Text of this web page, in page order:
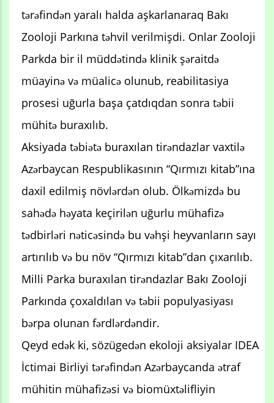
tərəfindən yaralı halda aşkarlanaraq Bakı
Zooloji Parkına təhvil verilmişdi. Onlar Zooloji
Parkda bir il müddətində klinik şəraitdə
müayinə və müalicə olunub, reabilitasiya
prosesi uğurla başa çatdıqdan sonra təbii
mühitə buraxılıb.
Aksiyada təbiətə buraxılan tirəndazlar vaxtilə
Azərbaycan Respublikasının “Qırmızı kitab”ına
daxil edilmiş növlərdən olub. Ölkəmizdə bu
sahədə həyata keçirilən uğurlu mühafizə
tədbirləri nəticəsində bu vəhşi heyvanların sayı
artırılıb və bu növ “Qırmızı kitab”dan çıxarılıb.
Milli Parka buraxılan tirəndazlar Bakı Zooloji
Parkında çoxaldılan və təbii populyasiyası
bərpa olunan fərdlərdəndir.
Qeyd edək ki, sözügedən ekoloji aksiyalar IDEA
İctimai Birliyi tərəfindən Azərbaycanda ətraf
mühitin mühafizəsi və biomüxtəlifliyin